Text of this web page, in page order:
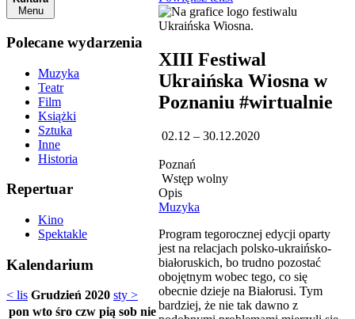
Menu
Polecane wydarzenia
Muzyka
Teatr
Film
Książki
Sztuka
Inne
Historia
Repertuar
Kino
Spektakle
Kalendarium
< lis Grudzień 2020 sty >
pon wto śro czw pią sob nie
XIII Festiwal
Ukraińska Wiosna w
Poznaniu #wirtualnie
02.12 – 30.12.2020
Poznań
Wstęp wolny
Opis
Muzyka
Program tegorocznej edycji oparty
jest na relacjach polsko-ukraińsko-
białoruskich, bo trudno pozostać
obojętnym wobec tego, co się
obecnie dzieje na Białorusi. Tym
bardziej, że nie tak dawno z